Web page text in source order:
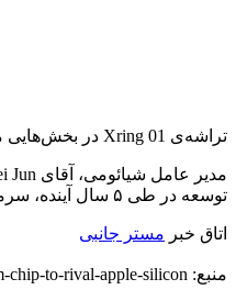
تراشه‌ی Xring 01 در بخش‌هایی مانند سرعت کلاک پردازنده از آخرین تراشه‌های اپل عقب می‌ماند؛ ولی این شرکت همچنان روی دستاوردهای طراحی خود تاکید کرده است.
توسعه‌ در طی ۵ سال آینده، سرمایه‌گذاری کند. از این مقدار حداقل ۷ میلیارد دلار تنها روی توسعه و بهبود تکنولوژی تراشه‌های اختصاصی این شرکت، در طی دهه‌ی آینده سرمایه‌گذاری خواهد شد.
اتاق خبر مستر جانبی
منبع: https://diginoy.com/326528/xiaomi-announces-custom-chip-to-rival-apple-silicon/